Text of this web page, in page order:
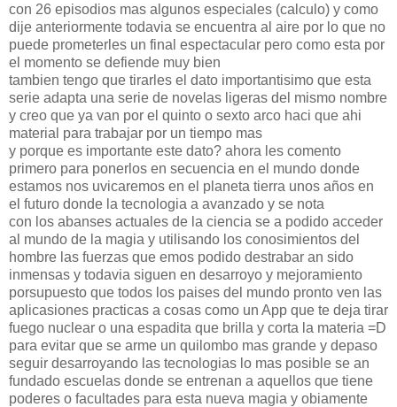
con 26 episodios mas algunos especiales (calculo) y como
dije anteriormente todavia se encuentra al aire por lo que no
puede prometerles un final espectacular pero como esta por
el momento se defiende muy bien
tambien tengo que tirarles el dato importantisimo que esta
serie adapta una serie de novelas ligeras del mismo nombre
y creo que ya van por el quinto o sexto arco haci que ahi
material para trabajar por un tiempo mas
y porque es importante este dato? ahora les comento
primero para ponerlos en secuencia en el mundo donde
estamos nos uvicaremos en el planeta tierra unos años en
el futuro donde la tecnologia a avanzado y se nota
con los abanses actuales de la ciencia se a podido acceder
al mundo de la magia y utilisando los conosimientos del
hombre las fuerzas que emos podido destrabar an sido
inmensas y todavia siguen en desarroyo y mejoramiento
porsupuesto que todos los paises del mundo pronto ven las
aplicasiones practicas a cosas como un App que te deja tirar
fuego nuclear o una espadita que brilla y corta la materia =D
para evitar que se arme un quilombo mas grande y depaso
seguir desarroyando las tecnologias lo mas posible se an
fundado escuelas donde se entrenan a aquellos que tiene
poderes o facultades para esta nueva magia y obiamente